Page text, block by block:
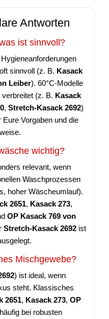
Antworten
ist sinnvoll?
sinnvoll (z. B. Kasack
Leiber). 60°C-Modelle
(z. B. Kasack
, Stretch-Kasack 2692)
Vorgaben und die
wichtig?
relevant, wenn
Waschprozessen
hoher Wäscheumlauf).
2651, Kasack 273,
OP Kasack 769 von
Stretch-Kasack 2692ist
Mischgewebe?
) ist ideal, wenn
steht. Klassisches
2651, Kasack 273, OP
bei robusten